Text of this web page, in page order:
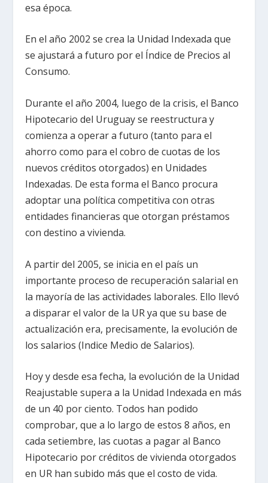
esa época.
En el año 2002 se crea la Unidad Indexada que
se ajustará a futuro por el Índice de Precios al
Consumo.
Durante el año 2004, luego de la crisis, el Banco
Hipotecario del Uruguay se reestructura y
comienza a operar a futuro (tanto para el
ahorro como para el cobro de cuotas de los
nuevos créditos otorgados) en Unidades
Indexadas. De esta forma el Banco procura
adoptar una política competitiva con otras
entidades financieras que otorgan préstamos
con destino a vivienda.
A partir del 2005, se inicia en el país un
importante proceso de recuperación salarial en
la mayoría de las actividades laborales. Ello llevó
a disparar el valor de la UR ya que su base de
actualización era, precisamente, la evolución de
los salarios (Indice Medio de Salarios).
Hoy y desde esa fecha, la evolución de la Unidad
Reajustable supera a la Unidad Indexada en más
de un 40 por ciento. Todos han podido
comprobar, que a lo largo de estos 8 años, en
cada setiembre, las cuotas a pagar al Banco
Hipotecario por créditos de vivienda otorgados
en UR han subido más que el costo de vida.